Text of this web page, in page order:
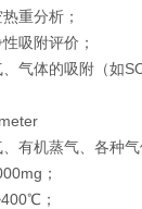
重分析；
吸附评价；
气体的吸附（如
有机蒸气、各种气
；
；